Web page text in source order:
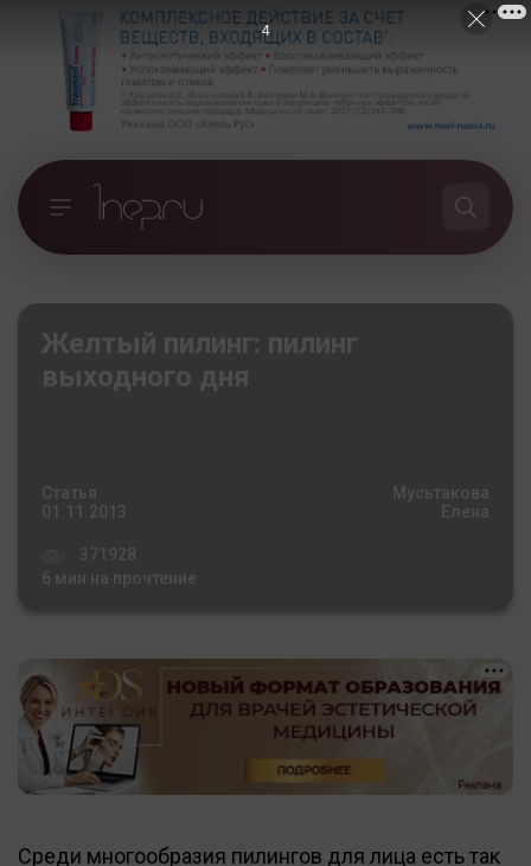
Желтый пилинг: пилинг
выходного дня
Статья
01.11.2013
371928
6 мин на прочтение
Мусьтакова
Елена
Среди многообразия пилингов для лица есть так
3